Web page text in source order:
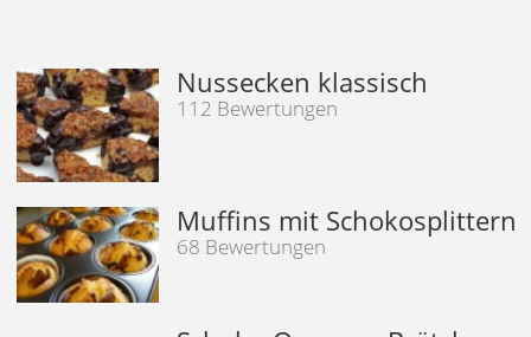
Nussecken klassisch
112 Bewertungen
Muffins mit Schokosplittern
68 Bewertungen